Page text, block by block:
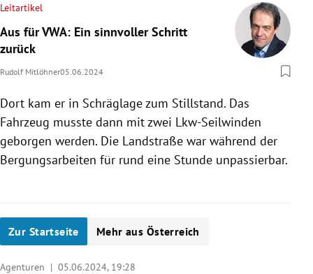
Leitartikel
Aus für VWA: Ein sinnvoller Schritt
zurück
Rudolf Mitlöhner05.06.2024
Dort kam er in Schräglage zum Stillstand. Das
Fahrzeug musste dann mit zwei Lkw-Seilwinden
geborgen werden. Die Landstraße war während der
Bergungsarbeiten für rund eine Stunde unpassierbar.
Zur Startseite Mehr aus Österreich
Agenturen | 05.06.2024, 19:28